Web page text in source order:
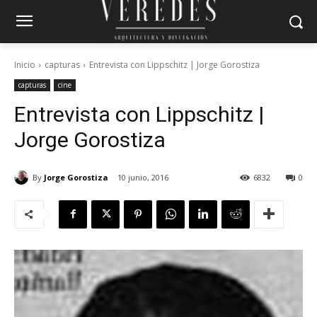
Inicio capturas Entrevista con Lippschitz | Jorge Gorostiza
capturas cine
Entrevista con Lippschitz |
Jorge Gorostiza
By Jorge Gorostiza 10 junio, 2016 0
6832